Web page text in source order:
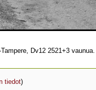
Dv12 2521+3
tiedot)